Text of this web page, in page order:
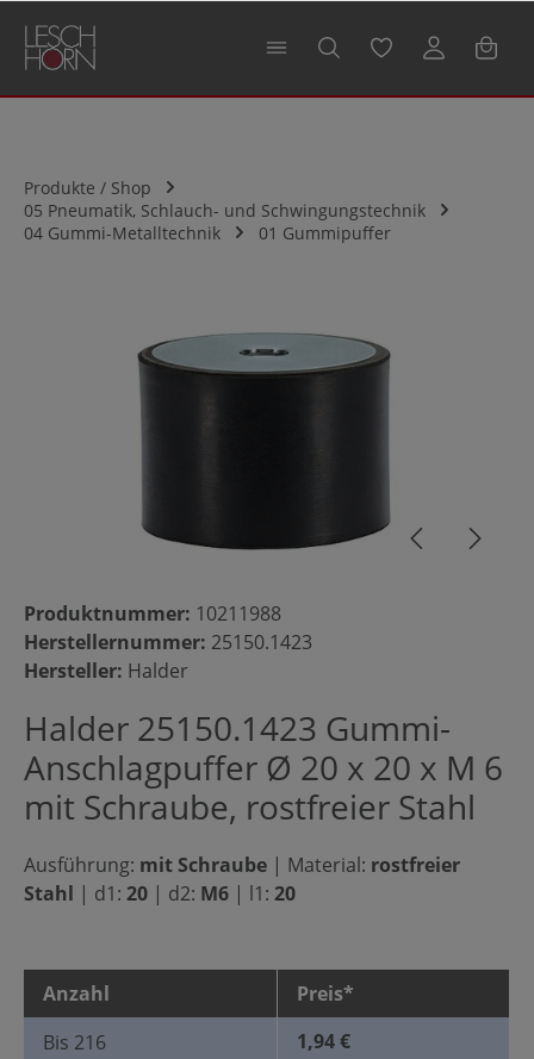
springen
Produkte / Shop
05 Pneumatik, Schlauch- und Schwingungstechnik
04 Gummi-Metalltechnik
01 Gummipuffer
Produktnummer: 10211988
Herstellernummer: 25150.1423
Hersteller: Halder
Halder 25150.1423 Gummi-
Anschlagpuffer Ø 20 x 20 x M 6
mit Schraube, rostfreier Stahl
Ausführung: mit Schraube | Material: rostfreier
Stahl | d1: 20 | d2: M6 | l1: 20
Anzahl
Preis*
Bis 216
1,94 €